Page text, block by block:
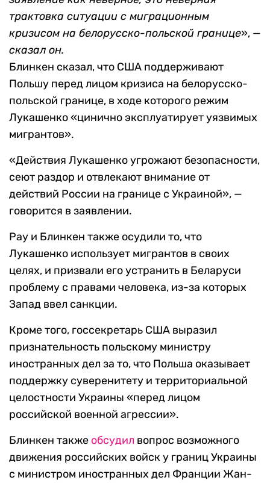
трактовка ситуации с миграционным
кризисом на белорусско-польской границе», —
сказал он.
Блинкен сказал, что США поддерживают
Польшу перед лицом кризиса на белорусско-
польской границе, в ходе которого режим
Лукашенко «цинично эксплуатирует уязвимых
мигрантов».
«Действия Лукашенко угрожают безопасности,
сеют раздор и отвлекают внимание от
действий России на границе с Украиной», —
говорится в заявлении.
Рау и Блинкен также осудили то, что
Лукашенко использует мигрантов в своих
целях, и призвали его устранить в Беларуси
проблему с правами человека, из-за которых
Запад ввел санкции.
Кроме того, госсекретарь США выразил
признательность польскому министру
иностранных дел за то, что Польша оказывает
поддержку суверенитету и территориальной
целостности Украины «перед лицом
российской военной агрессии».
Блинкен также обсудил вопрос возможного
движения российских войск у границ Украины
с министром иностранных дел Франции Жан-